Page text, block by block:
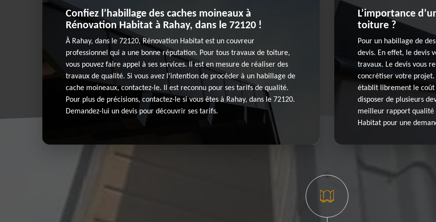
Confiez l’habillage des caches moineaux à
Rénovation Habitat à Rahay, dans le 72120 !
À Rahay, dans le 72120, Rénovation Habitat est un couvreur
professionnel qui a une bonne réputation. Pour tous travaux de toiture,
vous pouvez faire appel à ses services. Il est en mesure de réaliser des
travaux de qualité. Si vous avez l’intention de procéder à un habillage de
cache moineaux, contactez-le. Il est reconnu pour ses tarifs de qualité.
Pour plus de précisions, contactez-le si vous êtes à Rahay, dans le 72120.
Demandez-lui un devis pour découvrir ses tarifs.
L’importance
toiture ?
Pour un habillage de
devis. En effet, le devis
travaux. Le devis vous
concrétiser votre projet.
établit librement le coût
disposer de plusieurs
meilleur rapport qualité
Habitat pour une